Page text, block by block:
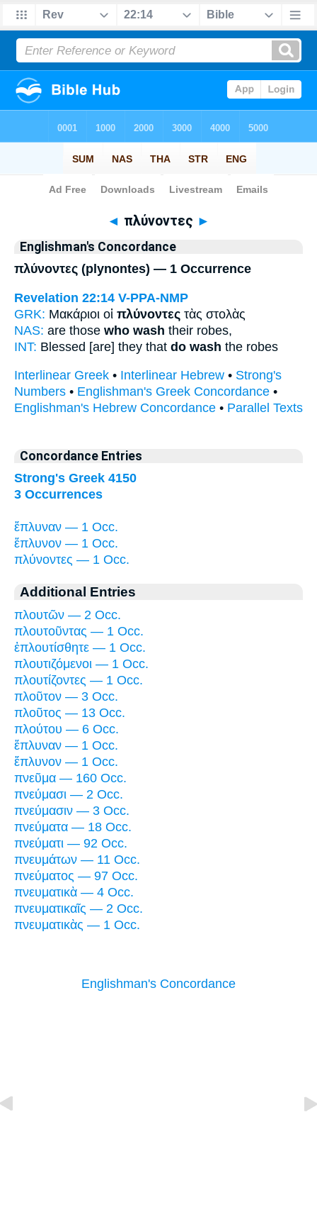
Bible>Strong's > Greek
◄ πλύνοντες ►
Englishman's Concordance
πλύνοντες (plynontes) — 1 Occurrence
Revelation 22:14 V-PPA-NMP
GRK: Μακάριοι οἱ πλύνοντες τὰς στολὰς
NAS: are those who wash their robes,
INT: Blessed [are] they that do wash the robes
Interlinear Greek • Interlinear Hebrew • Strong's
Numbers • Englishman's Greek Concordance •
Englishman's Hebrew Concordance • Parallel Texts
Concordance Entries
Strong's Greek 4150
3 Occurrences
ἔπλυναν — 1 Occ.
ἔπλυνον — 1 Occ.
πλύνοντες — 1 Occ.
Additional Entries
πλουτῶν — 2 Occ.
πλουτοῦντας — 1 Occ.
ἐπλουτίσθητε — 1 Occ.
πλουτιζόμενοι — 1 Occ.
πλουτίζοντες — 1 Occ.
πλοῦτον — 3 Occ.
πλοῦτος — 13 Occ.
πλούτου — 6 Occ.
ἔπλυναν — 1 Occ.
ἔπλυνον — 1 Occ.
πνεῦμα — 160 Occ.
πνεύμασι — 2 Occ.
πνεύμασιν — 3 Occ.
πνεύματα — 18 Occ.
πνεύματι — 92 Occ.
πνευμάτων — 11 Occ.
πνεύματος — 97 Occ.
πνευματικὰ — 4 Occ.
πνευματικαῖς — 2 Occ.
πνευματικὰς — 1 Occ.
Englishman's Concordance